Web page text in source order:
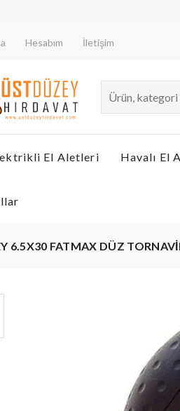
Hesabım İletişim
El Aletleri Havalı El
6.5X30 FATMAX DÜZ